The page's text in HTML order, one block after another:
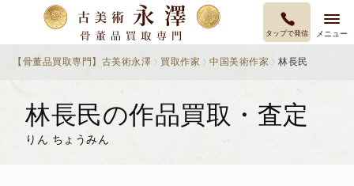
タップで発信 メニュー
【骨董品買取専門】古美術永澤 買取作家 中国美術作家 林長民
林長民の作品買取・査定
りん ちょうみん